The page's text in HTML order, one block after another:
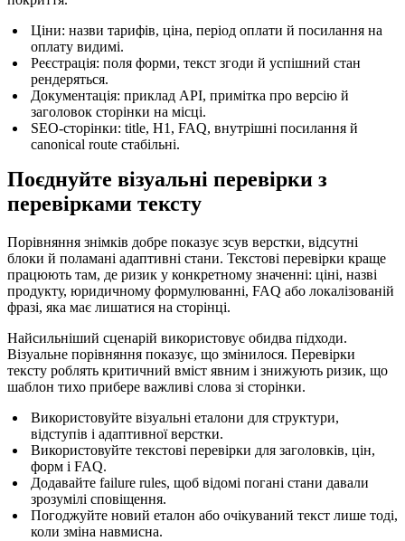
Ціни: назви тарифів, ціна, період оплати й посилання на
оплату видимі.
Реєстрація: поля форми, текст згоди й успішний стан
рендеряться.
Документація: приклад API, примітка про версію й
заголовок сторінки на місці.
SEO-сторінки: title, H1, FAQ, внутрішні посилання й
canonical route стабільні.
Поєднуйте візуальні перевірки з
перевірками тексту
Порівняння знімків добре показує зсув верстки, відсутні
блоки й поламані адаптивні стани. Текстові перевірки краще
працюють там, де ризик у конкретному значенні: ціні, назві
продукту, юридичному формулюванні, FAQ або локалізованій
фразі, яка має лишатися на сторінці.
Найсильніший сценарій використовує обидва підходи.
Візуальне порівняння показує, що змінилося. Перевірки
тексту роблять критичний вміст явним і знижують ризик, що
шаблон тихо прибере важливі слова зі сторінки.
Використовуйте візуальні еталони для структури,
відступів і адаптивної верстки.
Використовуйте текстові перевірки для заголовків, цін,
форм і FAQ.
Додавайте failure rules, щоб відомі погані стани давали
зрозумілі сповіщення.
Погоджуйте новий еталон або очікуваний текст лише тоді,
коли зміна навмисна.